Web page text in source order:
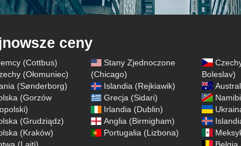
ceny
(Cottbus)
(Ołomuniec)
(Sønderborg)
(Gorzów
(Grudziądz)
(Kraków)
Stany Zjednoczone
(Chicago)
Islandia (Rejkiawik)
Grecja (Sidari)
Irlandia (Dublin)
Anglia (Birmigham)
Portugalia (Lizbona)
Boleslav)